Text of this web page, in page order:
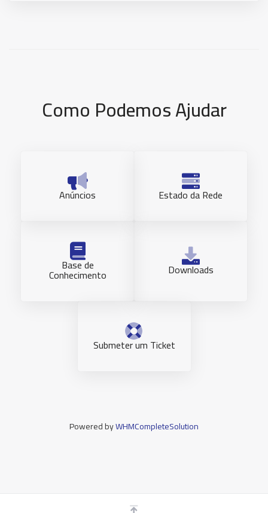
Como Podemos Ajudar
Anúncios Estado da Rede
Base de
Conhecimento Downloads
Submeter um Ticket
Powered byWHMCompleteSolution